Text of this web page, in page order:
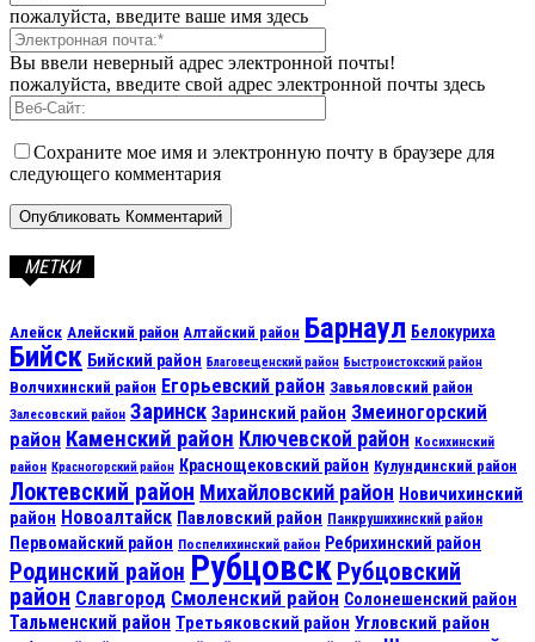
пожалуйста, введите ваше имя здесь
Вы ввели неверный адрес электронной почты!
пожалуйста, введите свой адрес электронной почты здесь
Сохраните мое имя и электронную почту в браузере для
следующего комментария
МЕТКИ
Алейск Алейский район Алтайский район Барнаул Белокуриха
Бийск Бийский район Благовещенский район Быстроистокский район
Волчихинский район Егорьевский район Завьяловский район
Залесовский район Заринск Заринский район Змеиногорский
район Каменский район Ключевской район Косихинский
район Красногорский район Краснощековский район Кулундинский район
Локтевский район Михайловский район Новичихинский
район Новоалтайск Павловский район Панкрушихинский район
Первомайский район Поспелихинский район Ребрихинский район
Родинский район Рубцовск Рубцовский
район Славгород Смоленский район Солонешенский район
Тальменский район Третьяковский район Угловский район